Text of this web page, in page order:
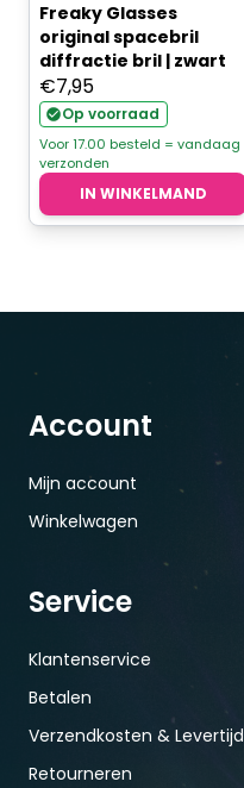
Freaky Glasses
original spacebril
diffractie bril | zwart
€7,95
Op voorraad
Voor 17.00 besteld = vandaag
verzonden
IN WINKELMAND
Account
Mijn account
Winkelwagen
Service
Klantenservice
Betalen
Verzendkosten & Levertijd
Retourneren